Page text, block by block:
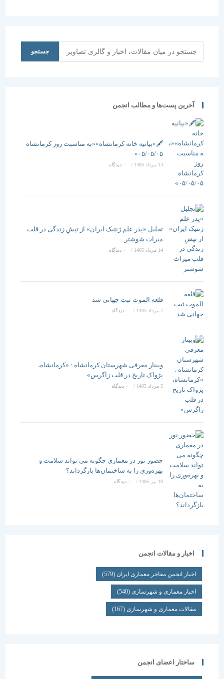
سال های
جستجو
آخرین پست‌ها و مطالب انجمن
🖋️«بیانیه خانه کرمانشاه»«به مناسبت روز کرمانشاه
۰۵/۰۵/۰۵»
/ ۰ دیدگاه
تجلیل «پدر علم ژنتیک ایران» از تپشِ زندگی در قلب
میراث شوشتر
14 مرداد 1405 / ۰ دیدگاه
قلعه الموت ثبت جهانی شد
/ ۰ دیدگاه
وبینار معرفی شهرستان کرمانشاه : «کرمانشاه،
پژواک تاریخ در قلب زاگرس»
5 مرداد 1405 / ۰ دیدگاه
حضور نور در معماری چگونه می تواند سلامت و
بهره‌وری را به ساختمان‌ها بازگرداند؟
/ ۰ دیدگاه
اخبار و مقالات انجمن
اخبار انجمن مفاخر معماری ایران (579)
اخبار معماری و شهرسازی(540)
مقالات معماری و شهرسازی(167)
ساختار اعضای انجمن